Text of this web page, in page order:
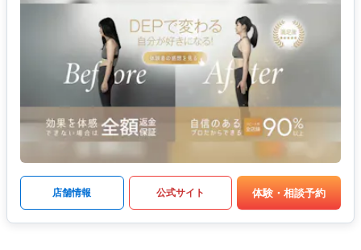
店舗情報 公式サイト 体験・相談予約